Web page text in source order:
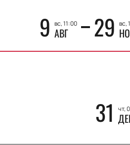
9 вс, 11:00
АВГ 29 вс,
31 чт,